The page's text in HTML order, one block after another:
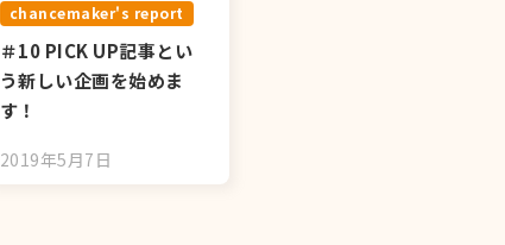
chancemaker's report
＃10 PICK UP記事とい
う新しい企画を始めま
す！
2019年5月7日